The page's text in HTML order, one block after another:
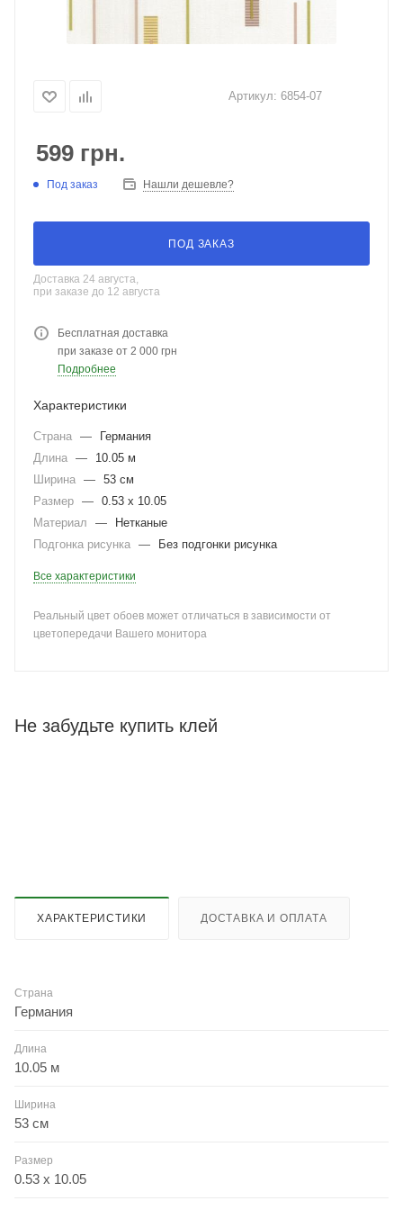
Артикул: 6854-07
599 грн.
Под заказ Нашли дешевле?
ПОД ЗАКАЗ
Доставка 24 августа,
при заказе до 12 августа
Бесплатная доставка
при заказе от 2 000 грн
Подробнее
Характеристики
Страна —
Германия
Длина —
10.05 м
Ширина — 53 см
Размер — 0.53 x 10.05
Материал
—
Нетканые
Подгонка рисунка — Без подгонки рисунка
Все характеристики
Реальный цвет обоев может отличаться в зависимости от
цветопередачи Вашего монитора
Не забудьте купить клей
ХАРАКТЕРИСТИКИ ДОСТАВКА И ОПЛАТА
Страна
Германия
Длина
10.05 м
Ширина
53 см
Размер
0.53 x 10.05